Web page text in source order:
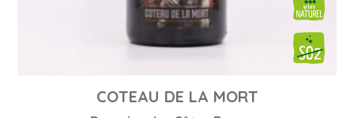
COTEAU DE LA MORT